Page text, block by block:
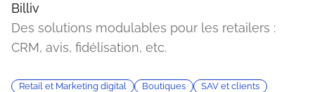
Billiv
Des solutions modulables pour les retailers :
CRM, avis, fidélisation, etc.
Retail et Marketing digital Boutiques SAV et clients